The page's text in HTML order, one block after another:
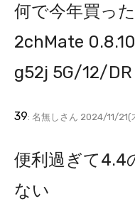
何で今年買っ
2chMate
g52j 5G/12/DR
39: 名無しさん 2024/11/21(
便利過ぎて4.4
ない